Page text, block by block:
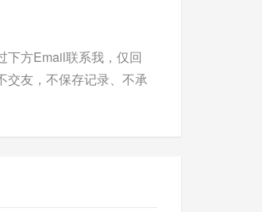
下方Email联系我，仅回
交友，不保存记录、不承